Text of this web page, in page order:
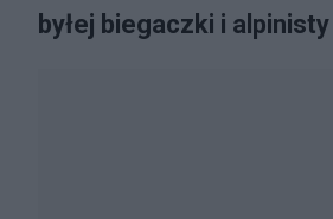
byłej biegaczki i